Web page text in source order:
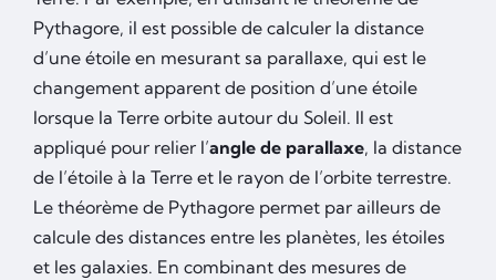
Pythagore, il est possible de calculer la distance
d’une étoile en mesurant sa parallaxe, qui est le
changement apparent de position d’une étoile
lorsque la Terre orbite autour du Soleil. Il est
appliqué pour relier l’angle de parallaxe, la distance
de l’étoile à la Terre et le rayon de l’orbite terrestre.
Le théorème de Pythagore permet par ailleurs de
calcule des distances entre les planètes, les étoiles
et les galaxies. En combinant des mesures de